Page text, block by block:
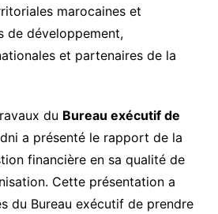
marocaines et
de développement,
et partenaires de la
du Bureau exécutif de
a présenté le rapport de la
financière en sa qualité de
Cette présentation a
du Bureau exécutif de prendre